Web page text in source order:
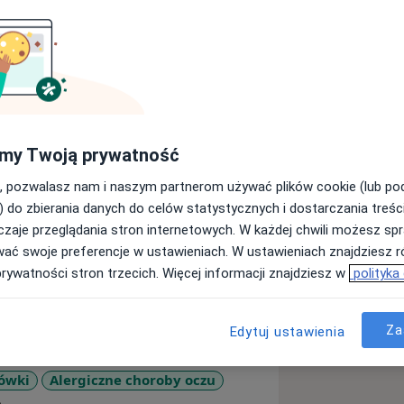
Uniwersytetu Medycznego w
Medycznego w Katowicach.
w Śląskim Uniwersytecie
przez Europejskie
Fellow of European Board of
w Paryżu.
jaskry i chorób rogówki. W tych
zarówno klinicznych jak i
Alergiczne choroby oczu
Twoją prywatność
pozwalasz nam i naszym partnerom używać plików cookie (lub
do zbierania danych do celów statystycznych i dostarczania
przeglądania stron internetowych. W każdej chwili możesz
swoje preferencje w ustawieniach. W ustawieniach znajdziesz
stron trzecich. Więcej informacji znajdziesz w polityka
Edytuj ustawienia